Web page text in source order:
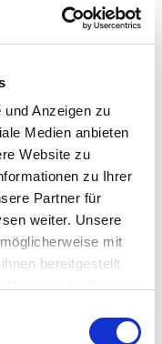
Anzeigen zu
Medien anbieten
Website zu
zu Ihrer
Partner für
weiter. Unsere
mit
bereitgestellt
Entgelte berechnet.
bis wir die Waren
den Nachweis
ist.
in jedem Fall
Tag, an dem Sie
unterrichten, an uns
KG
Frist ist gewahrt,
von vierzehn Tagen
Wertverlust der Waren